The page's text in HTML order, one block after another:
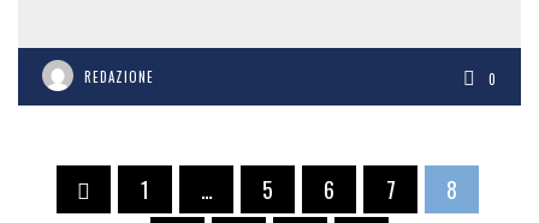
REDAZIONE 0
1 … 5 6 7
8